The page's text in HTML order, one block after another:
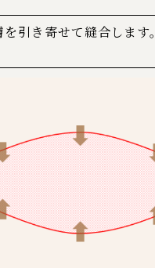
引き寄せて縫合します。